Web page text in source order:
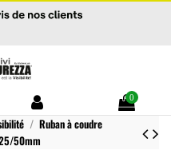
0
Ruban à coudre
50mm